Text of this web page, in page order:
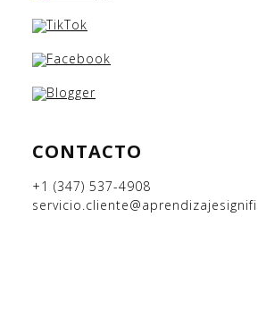
CONTACTO
+1 (347) 537-4908